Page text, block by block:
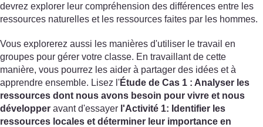
devrez explorer leur compréhension des différences entre les
ressources naturelles et les ressources faites par les hommes.
Vous explorerez aussi les manières d'utiliser le travail en
groupes pour gérer votre classe. En travaillant de cette
manière, vous pourrez les aider à partager des idées et à
apprendre ensemble. Lisez l'Étude de Cas 1 : Analyser les
ressources dont nous avons besoin pour vivre et nous
développer avant d'essayer l'Activité 1: Identifier les
ressources locales et déterminer leur importance en